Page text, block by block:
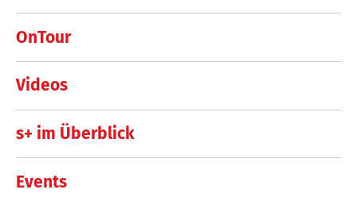
OnTour
Videos
s+ im Überblick
Events